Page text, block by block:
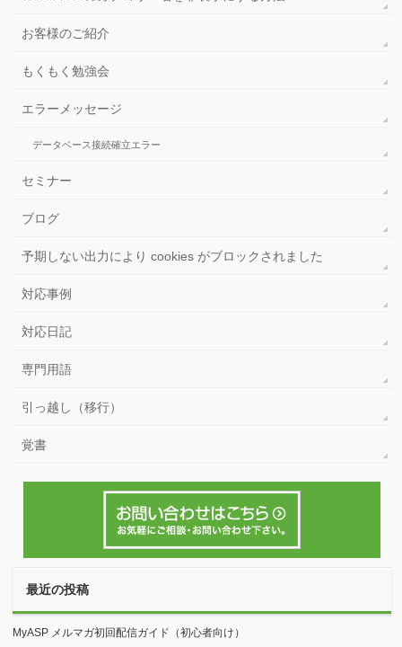
site: コマンド
wordpress 画面 真っ白
WordPressのカテゴリー名を非表示にする方法
お客様のご紹介
もくもく勉強会
エラーメッセージ
データベース接続確立エラー
セミナー
予期しない出力により cookies がブロックされました
対応日記
専門用語